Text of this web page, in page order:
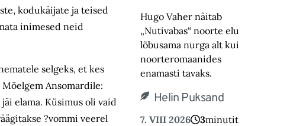
kodukäijate ja teised
inimesed neid
selgeks, et kes
Ansomardile:
elama. Küsimus oli vaid
?vommi veerel
Hugo Vaher näitab
„Nutivabas“ noorte elu
lõbusama nurga alt kui
noorteromaanides
ena‎masti tavaks.‎
Helin Puksand
7. VIII 2026 3minutit